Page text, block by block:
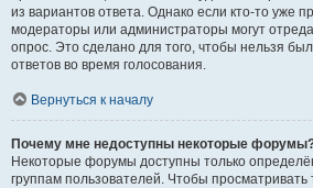
из вариантов ответа. Однако если кто-то уже
модераторы или администраторы могут
опрос. Это сделано для того, чтобы нельзя
ответов во время голосования.
Вернуться к началу
Почему мне недоступны некоторые
Некоторые форумы доступны только
группам пользователей. Чтобы